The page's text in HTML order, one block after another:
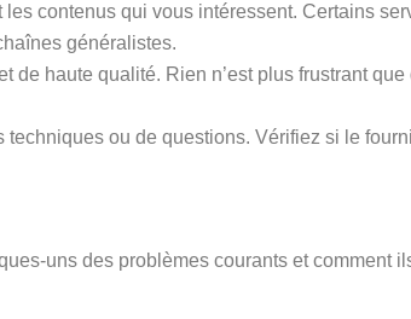
contenus qui vous intéressent. Certains
généralistes.
de haute qualité. Rien n’est plus frustrant
ou de questions. Vérifiez si le
uns des problèmes courants et comment